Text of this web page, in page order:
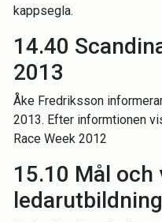
kappsegla.
14.40
2013
Åke Fredriksson
2013. Efter informtionen
Race Week 2012
15.10 Mål